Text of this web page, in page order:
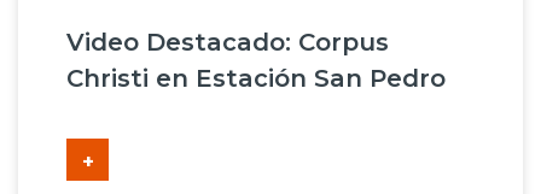
Video Destacado: Corpus
Christi en Estación San Pedro
+